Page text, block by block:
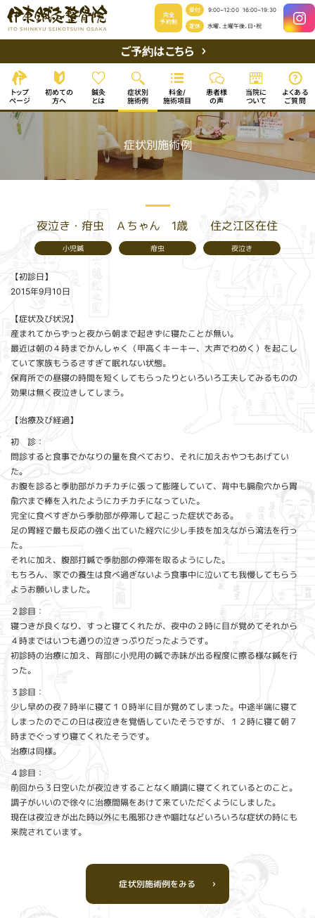
完全
予約制
受付 9:00~12:00 16:00~19:30
定休 水曜、土曜午後、日・祝
ご予約はこちら
トップ
ページ
初めての
方へ
鍼灸
とは
症状別
施術例
料金/
施術項目
患者様
の声
当院に
ついて
よくある
ご質問
症状別施術例
夜泣き・疳虫 Ａちゃん 1歳 住之江区在住
小児鍼 疳虫 夜泣き
【初診日】
2015年9月10日
【症状及び状況】
産まれてからずっと夜から朝まで起きずに寝たことが無い。
最近は朝の４時までかんしゃく（甲高くキーキー、大声でわめく）を起こし
ていて家族もうるさすぎて眠れない状態。
保育所での昼寝の時間を短くしてもらったりといろいろ工夫してみるものの
効果は無く夜泣きしてしまう。
【治療及び経過】
初 診：
問診すると食事でかなりの量を食べており、それに加えおやつもあげてい
た。
お腹を診ると季肋部がカチカチに張って膨隆していて、背中も膈兪穴から胃
兪穴まで棒を入れたようにカチカチになっていた。
完全に食べすぎから季肋部が停滞して起こった症状である。
足の胃経で最も反応の強く出ていた経穴に少し手技を加えながら瀉法を行っ
た。
それに加え、腹部打鍼で季肋部の停滞を取るようにした。
もちろん、家での養生は食べ過ぎないよう食事中に泣いても我慢してもらう
ようお願いしました。
２診目：
寝つきが良くなり、すっと寝てくれたが、夜中の２時に目が覚めてそれから
４時まではいつも通りの泣きっぷりだったようです。
初診時の治療に加え、背部に小児用の鍼で赤味が出る程度に擦る様な鍼を行
った。
３診目：
少し早めの夜７時半に寝て１０時半に目が覚めてしまった。中途半端に寝て
しまったのでこの日は夜泣きを覚悟していたそうですが、１２時に寝て朝７
時までぐっすり寝てくれたそうです。
治療は同様。
４診目：
前回から３日空いたが夜泣きすることなく順調に寝てくれているとのこと。
調子がいいので徐々に治療間隔をあけて来ていただくようにしました。
現在は夜泣きが出た時以外にも風邪ひきや嘔吐などいろいろな症状の時にも
来院されています。
症状別施術例をみる